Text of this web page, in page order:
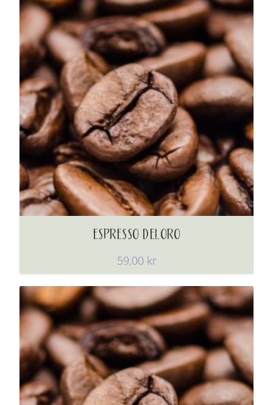
ESPRESSO DELORO
59,00 kr